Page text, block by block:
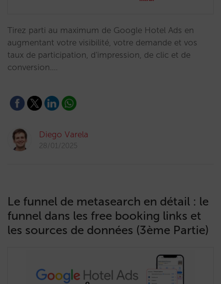
Tirez parti au maximum de Google Hotel Ads en
augmentant votre visibilité, votre demande et vos
taux de participation, d'impression, de clic et de
conversion.…
Diego Varela
28/01/2025
Le funnel de metasearch en détail : le
funnel dans les free booking links et
les sources de données (3ème Partie)